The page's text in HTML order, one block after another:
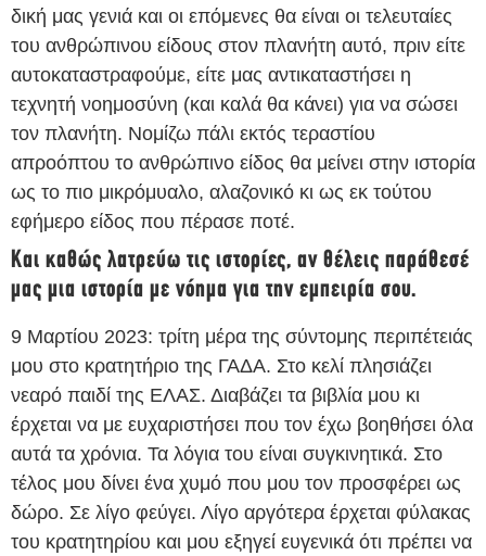
δική μας γενιά και οι επόμενες θα είναι οι τελευταίες
του ανθρώπινου είδους στον πλανήτη αυτό, πριν είτε
αυτοκαταστραφούμε, είτε μας αντικαταστήσει η
τεχνητή νοημοσύνη (και καλά θα κάνει) για να σώσει
τον πλανήτη. Νομίζω πάλι εκτός τεραστίου
απροόπτου το ανθρώπινο είδος θα μείνει στην ιστορία
ως το πιο μικρόμυαλο, αλαζονικό κι ως εκ τούτου
εφήμερο είδος που πέρασε ποτέ.
Και καθώς λατρεύω τις ιστορίες, αν θέλεις παράθεσέ
μας μια ιστορία με νόημα για την εμπειρία σου.
9 Μαρτίου 2023: τρίτη μέρα της σύντομης περιπέτειάς
μου στο κρατητήριο της ΓΑΔΑ. Στο κελί πλησιάζει
νεαρό παιδί της ΕΛΑΣ. Διαβάζει τα βιβλία μου κι
έρχεται να με ευχαριστήσει που τον έχω βοηθήσει όλα
αυτά τα χρόνια. Τα λόγια του είναι συγκινητικά. Στο
τέλος μου δίνει ένα χυμό που μου τον προσφέρει ως
δώρο. Σε λίγο φεύγει. Λίγο αργότερα έρχεται φύλακας
του κρατητηρίου και μου εξηγεί ευγενικά ότι πρέπει να